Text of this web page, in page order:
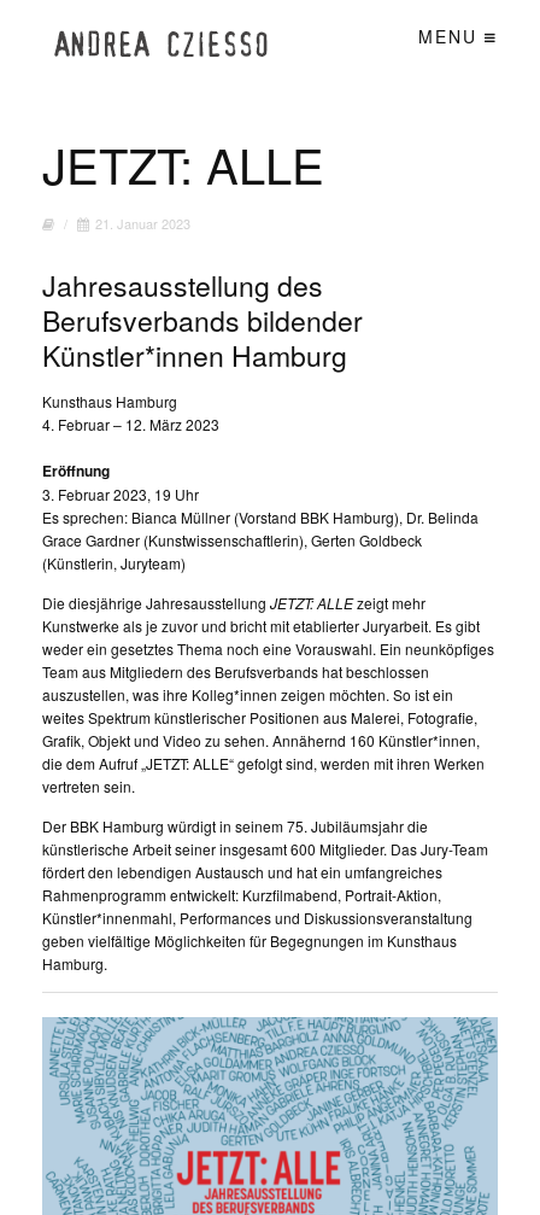
MENU
JETZT: ALLE
/ 21. Januar 2023
Jahresausstellung des
Berufsverbands bildender
Künstler*innen Hamburg
Kunsthaus Hamburg
4. Februar – 12. März 2023
Eröffnung
3. Februar 2023, 19 Uhr
Es sprechen: Bianca Müllner (Vorstand BBK Hamburg), Dr. Belinda
Grace Gardner (Kunstwissenschaftlerin), Gerten Goldbeck
(Künstlerin, Juryteam)
Die diesjährige Jahresausstellung JETZT: ALLEzeigt mehr
Kunstwerke als je zuvor und bricht mit etablierter Juryarbeit. Es gibt
weder ein gesetztes Thema noch eine Vorauswahl. Ein neunköpfiges
Team aus Mitgliedern des Berufsverbands hat beschlossen
auszustellen, was ihre Kolleg*innen zeigen möchten. So ist ein
weites Spektrum künstlerischer Positionen aus Malerei, Fotografie,
Grafik, Objekt und Video zu sehen. Annähernd 160 Künstler*innen,
die dem Aufruf „JETZT: ALLE“ gefolgt sind, werden mit ihren Werken
vertreten sein.
Der BBK Hamburg würdigt in seinem 75. Jubiläumsjahr die
künstlerische Arbeit seiner insgesamt 600 Mitglieder. Das Jury-Team
fördert den lebendigen Austausch und hat ein umfangreiches
Rahmenprogramm entwickelt: Kurzfilmabend, Portrait-Aktion,
Künstler*innenmahl, Performances und Diskussionsveranstaltung
geben vielfältige Möglichkeiten für Begegnungen im Kunsthaus
Hamburg.